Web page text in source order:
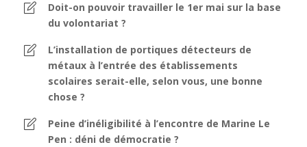
Doit-on pouvoir travailler le 1er mai sur la base
du volontariat ?
L’installation de portiques détecteurs de
métaux à l’entrée des établissements
scolaires serait-elle, selon vous, une bonne
chose ?
Peine d’inéligibilité à l’encontre de Marine Le
Pen : déni de démocratie ?